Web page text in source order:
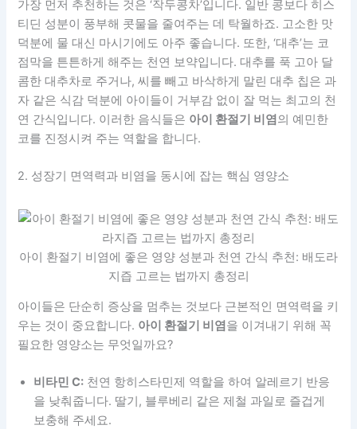
가장 먼저 추천하는 것은 ‘작두콩차’입니다. 일반 콩보다 히스
티딘 성분이 풍부해 콧물을 줄여주는 데 탁월하죠. 고소한 맛
덕분에 물 대신 마시기에도 아주 좋습니다. 또한, ‘대추’는 코
점막을 튼튼하게 해주는 천연 보약입니다. 대추를 푹 고아 달
콤한 대추차로 주거나, 씨를 빼고 바삭하게 말린 대추 칩은 과
자 같은 식감 덕분에 아이들이 거부감 없이 잘 먹는 최고의 천
연 간식입니다. 이러한 음식들은 아이 환절기 비염 의 예민한
코를 진정시켜 주는 역할을 합니다.
2. 성장기 면역력과 비염을 동시에 잡는 핵심 영양소
아이 환절기 비염에 좋은 영양 성분과 천연 간식 추천: 배도라
지즙 고르는 법까지 총정리
아이들은 단순히 증상을 멈추는 것보다 근본적인 면역력을 키
우는 것이 중요합니다. 아이 환절기 비염 을 이겨내기 위해 꼭
필요한 영양소는 무엇일까요?
비타민 C: 천연 항히스타민제 역할을 하여 알레르기 반응
을 낮춰줍니다. 딸기, 블루베리 같은 제철 과일로 즐겁게
보충해 주세요.